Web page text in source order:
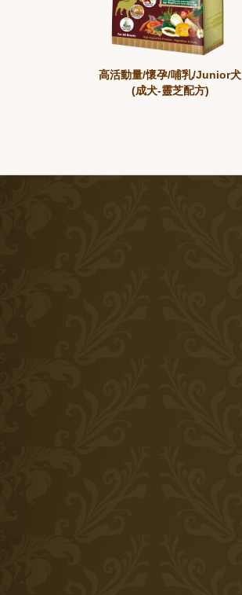
高活動量/懷孕/哺乳/Junior犬
(成犬-靈芝配方)